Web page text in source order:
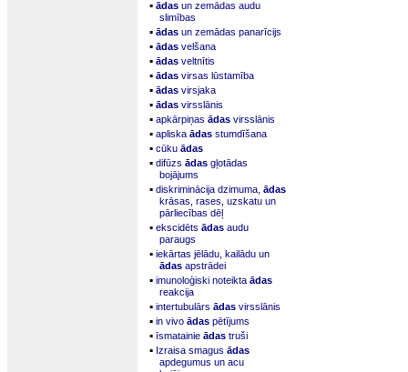
▪ ādas un zemādas audu
slimības
▪ ādas un zemādas panarīcijs
▪ ādas velšana
▪ ādas veltnītis
▪ ādas virsas lūstamība
▪ ādas virsjaka
▪ ādas virsslānis
▪ apkārpiņas ādas virsslānis
▪ apliska ādas stumdīšana
▪ cūku ādas
▪ difūzs ādas gļotādas
bojājums
▪ diskriminācija dzimuma, ādas
krāsas, rases, uzskatu un
pārliecības dēļ
▪ ekscidēts ādas audu
paraugs
▪ iekārtas jēlādu, kailādu un
ādas apstrādei
▪ imunoloģiski noteikta ādas
reakcija
▪ intertubulārs ādas virsslānis
▪ in vivo ādas pētījums
▪ īsmatainie ādas truši
▪ Izraisa smagus ādas
apdegumus un acu